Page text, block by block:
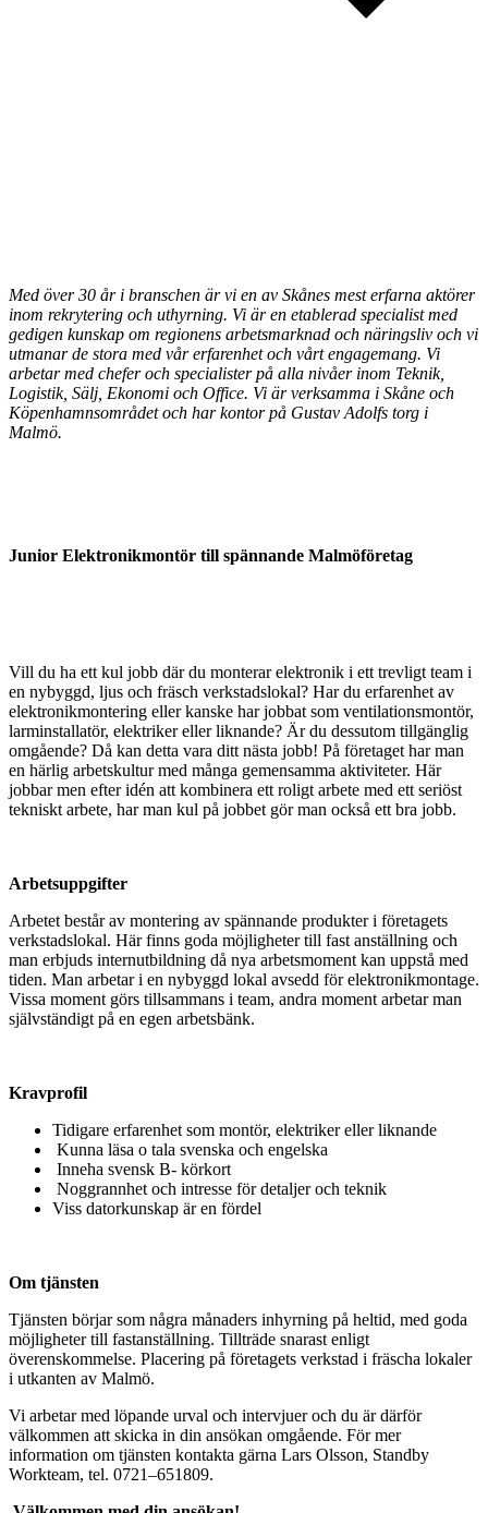
Med över 30 år i branschen är vi en av Skånes mest erfarna aktörer
inom rekrytering och uthyrning. Vi ären etablerad specialist med
gedigen kunskap om regionens arbetsmarknad och näringsliv och vi
utmanar de stora med vår erfarenhet och vårt engagemang. Vi
arbetar med chefer och specialister på alla nivåer inom Teknik,
Logistik, Sälj, Ekonomi och Office. Vi är verksamma i Skåne och
Köpenhamnsområdet och har kontor på Gustav Adolfs torg i
Malmö.
Junior Elektronikmontör till spännande Malmöföretag
Vill du ha ett kul jobb där du monterar elektronik i ett trevligt team i
en nybyggd, ljus och fräsch verkstadslokal? Har du erfarenhet av
elektronikmontering eller kanske har jobbat som ventilationsmontör,
larminstallatör, elektriker eller liknande? Är du dessutom tillgänglig
omgående? Då kan detta vara ditt nästa jobb! På företaget har man
en härlig arbetskultur med många gemensamma aktiviteter. Här
jobbar men efter idén att kombinera ett roligt arbete med ett seriöst
tekniskt arbete, har man kul på jobbet gör man också ett bra jobb.
Arbetsuppgifter
Arbetet består av montering av spännande produkter i företagets
verkstadslokal. Här finns goda möjligheter till fast anställning och
man erbjuds internutbildning då nya arbetsmoment kan uppstå med
tiden. Man arbetar i en nybyggd lokal avsedd för elektronikmontage.
Vissa moment görs tillsammans i team, andra moment arbetar man
självständigt på en egen arbetsbänk.
Kravprofil
Tidigare erfarenhet som montör, elektriker eller liknande
Kunna läsa o tala svenska och engelska
Inneha svensk B- körkort
Noggrannhet och intresse för detaljer och teknik
Viss datorkunskap är en fördel
Om tjänsten
Tjänsten börjar som några månaders inhyrning på heltid, med goda
möjligheter till fastanställning. Tillträde snarast enligt
överenskommelse. Placering på företagets verkstad i fräscha lokaler
i utkanten av Malmö.
Vi arbetar med löpande urval och intervjuer och du är därför
välkommen att skicka in din ansökan omgående. För mer
information om tjänsten kontakta gärna Lars Olsson, Standby
Workteam, tel. 0721–651809.